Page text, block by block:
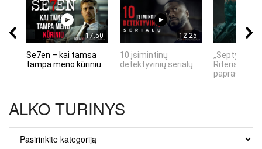
17:50
Se7en – kai tamsa
tampa meno kūriniu
12:25
10 įsimintinų
detektyvinių serialų
„Septynių
Riteris" – kai
ALKO TURINYS
TURINYS